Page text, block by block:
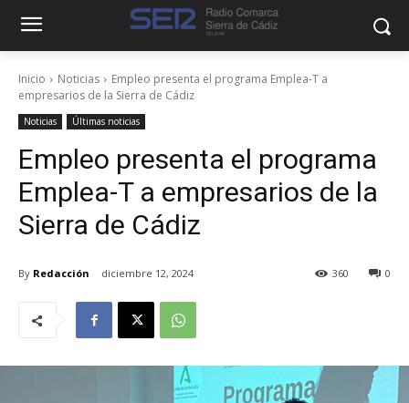
Inicio Noticias
Empleo presenta el programa Emplea-T a
empresarios de la Sierra de Cádiz
Noticias Últimas noticias
Empleo presenta el programa
Emplea-T a empresarios de la
Sierra de Cádiz
By Redacción diciembre 12, 2024 0
360